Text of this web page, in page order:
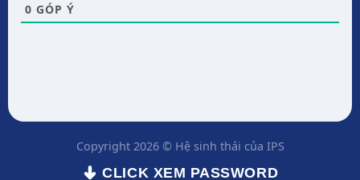
0 GÓP Ý
Copyright 2026 © Hệ sinh thái của IPS
CLICK XEM PASSWORD